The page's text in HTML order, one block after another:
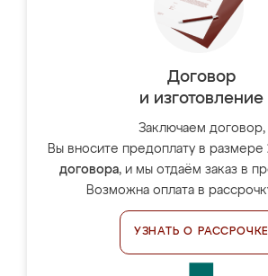
Договор
и изготовление
Заключаем договор,
Вы вносите предоплату в размере
договора, и мы отдаём заказ в
Возможна оплата в
УЗНАТЬ О РАССРОЧКЕ